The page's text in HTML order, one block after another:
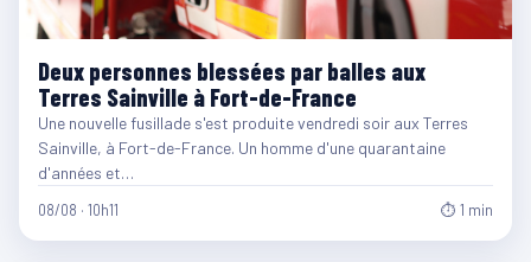
Deux personnes blessées par balles aux
Terres Sainville à Fort-de-France
Une nouvelle fusillade s'est produite vendredi soir aux Terres
Sainville, à Fort-de-France. Un homme d'une quarantaine
d'années et…
08/08 · 10h11 ⏱ 1 min